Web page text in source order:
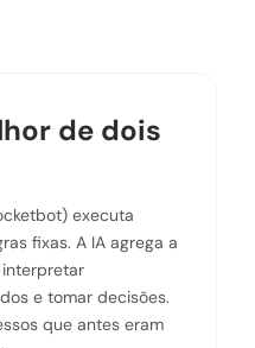
de dois
executa
fixas. A IA agrega a
e tomar decisões.
que antes eram